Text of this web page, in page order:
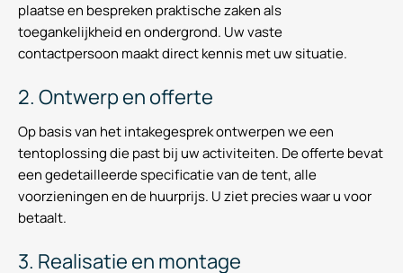
plaatse en bespreken praktische zaken als
toegankelijkheid en ondergrond. Uw vaste
contactpersoon maakt direct kennis met uw situatie.
2. Ontwerp en offerte
Op basis van het intakegesprek ontwerpen we een
tentoplossing die past bij uw activiteiten. De offerte bevat
een gedetailleerde specificatie van de tent, alle
voorzieningen en de huurprijs. U ziet precies waar u voor
betaalt.
3. Realisatie en montage